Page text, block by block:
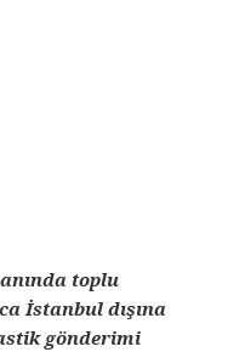
toplu
İstanbul dışına
gönderimi